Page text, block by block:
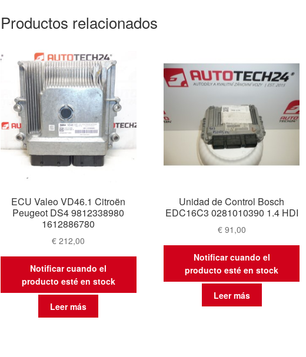
Productos relacionados
ECU Valeo VD46.1 Citroën
Peugeot DS4 9812338980
1612886780
€ 212,00
Notificar cuando el
producto esté en stock
Leer más
Unidad de Control Bosch
EDC16C3 0281010390 1.4 HDI
€91,00
Notificar cuando el
producto esté en stock
Leer más